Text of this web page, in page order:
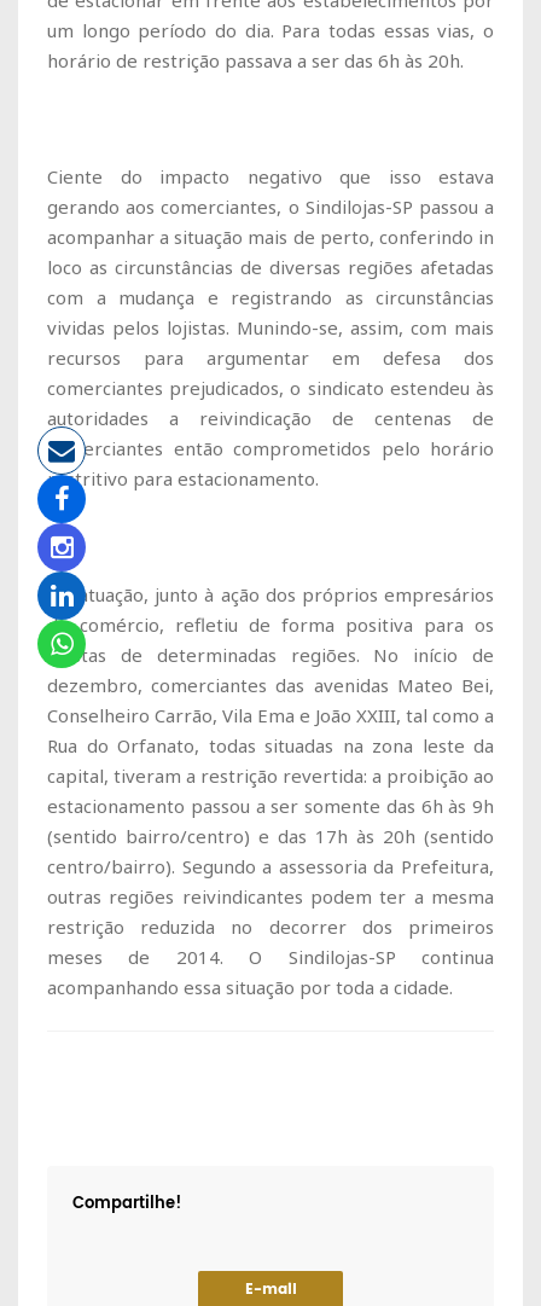
um longo período do dia. Para todas essas vias, o
horário de restrição passava a ser das 6h às 20h.
Ciente do impacto negativo que isso estava
gerando aos comerciantes, o Sindilojas-SP passou a
acompanhar a situação mais de perto, conferindo in
loco as circunstâncias de diversas regiões afetadas
com a mudança e registrando as circunstâncias
vividas pelos lojistas. Munindo-se, assim, com mais
recursos para argumentar em defesa dos
comerciantes prejudicados, o sindicato estendeu às
autoridades a reivindicação de centenas de
comerciantes então comprometidos pelo horário
restritivo para estacionamento.
Tal atuação, junto à ação dos próprios empresários
do comércio, refletiu de forma positiva para os
lojistas de determinadas regiões. No início de
dezembro, comerciantes das avenidas Mateo Bei,
Conselheiro Carrão, Vila Ema e João XXIII, tal como a
Rua do Orfanato, todas situadas na zona leste da
capital, tiveram a restrição revertida: a proibição ao
estacionamento passou a ser somente das 6h às 9h
(sentido bairro/centro) e das 17h às 20h (sentido
centro/bairro). Segundo a assessoria da Prefeitura,
outras regiões reivindicantes podem ter a mesma
restrição reduzida no decorrer dos primeiros
meses de 2014. O Sindilojas-SP continua
acompanhando essa situação por toda a cidade.
Compartilhe!
E-mail